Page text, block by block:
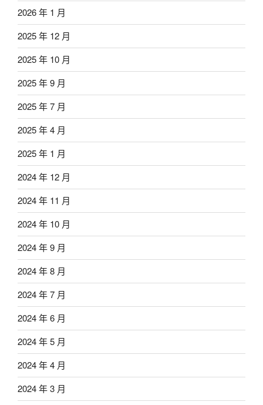
2026 年 1 月
2025 年 12 月
2025 年 10 月
2025 年 9 月
2025 年 7 月
2025 年 4 月
2025 年 1 月
2024 年 12 月
2024 年 11 月
2024 年 10 月
2024 年 9 月
2024 年 8 月
2024 年 7 月
2024 年 6 月
2024 年 5 月
2024 年 4 月
2024 年 3 月